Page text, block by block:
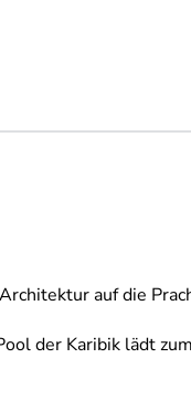
auf die
der Karibik lädt